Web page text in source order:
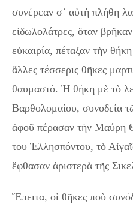
συνέρεαν σ᾿ αὐτὴ πλήθη
εἰδωλολάτρες, ὅταν
εὐκαιρία, πέταξαν τὴν
ἄλλες τέσσερις θῆκες
θαυμαστό. Ἡ θήκη μὲ τὸ
Βαρθολομαίου, συνοδεία
ἀφοῦ πέρασαν τὴν Μαύρη
του Ἑλλησπόντου, τὸ
ἔφθασαν ἀριστερὰ τῆς
Ἔπειτα, οἱ θῆκες ποὺ